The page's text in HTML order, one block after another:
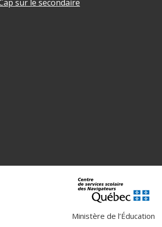
sur le secondaire
Ministère de l’Éducation